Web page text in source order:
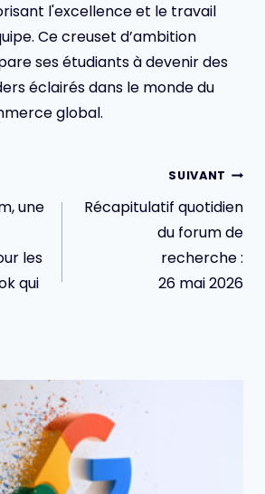
l'excellence et le travail
Ce creuset d’ambition
ses étudiants à devenir des
éclairés dans le monde du
global.
une
les
qui
SUIVANT
Récapitulatif quotidien
du forum de
recherche :
26 mai 2026